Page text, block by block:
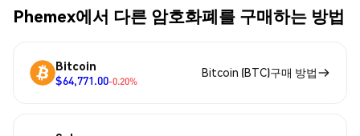
Phemex에서 다른 암호화폐를 구매하는 방법
Bitcoin
$64,771.00-0.20%
Bitcoin (BTC)구매 방법